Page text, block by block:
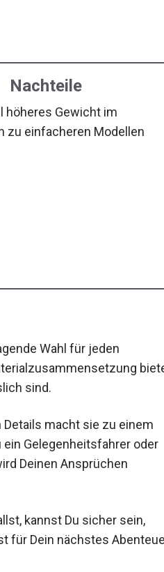
Nachteile
höheres Gewicht im
zu einfacheren Modellen
Wahl für jeden
sind.
macht sie zu einem
ein Gelegenheitsfahrer oder
Deinen Ansprüchen
kannst Du sicher sein,
für Dein nächstes